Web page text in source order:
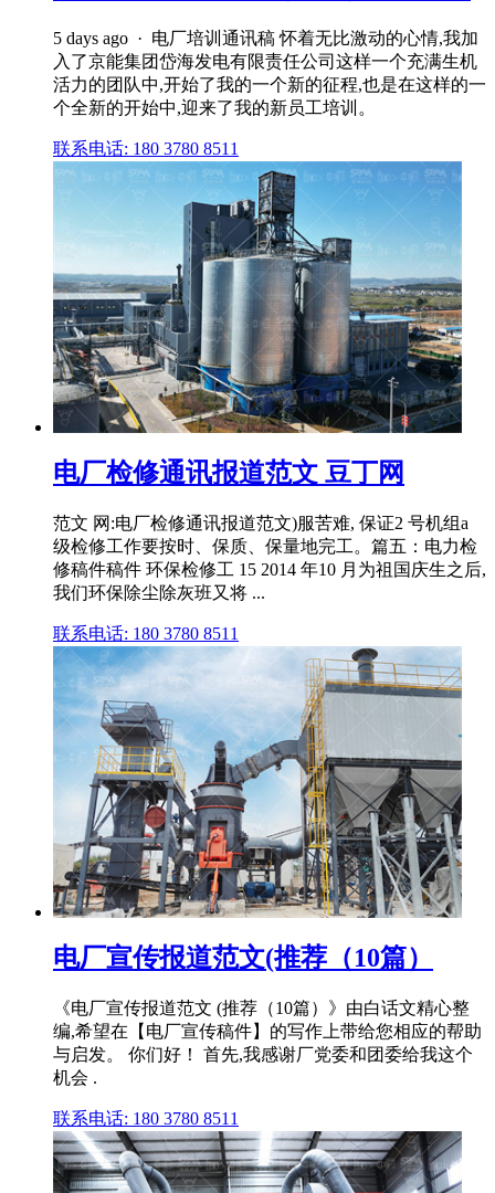
5 days ago · 电厂培训通讯稿 怀着无比激动的心情,我加
入了京能集团岱海发电有限责任公司这样一个充满生机
活力的团队中,开始了我的一个新的征程,也是在这样的一
个全新的开始中,迎来了我的新员工培训。
联系电话: 180 3780 8511
电厂检修通讯报道范文 豆丁网
范文 网:电厂检修通讯报道范文)服苦难, 保证2 号机组a
级检修工作要按时、保质、保量地完工。篇五：电力检
修稿件稿件 环保检修工 15 2014 年10 月为祖国庆生之后,
我们环保除尘除灰班又将 ...
联系电话: 180 3780 8511
电厂宣传报道范文(推荐（10篇）
《电厂宣传报道范文 (推荐（10篇）》由白话文精心整
编,希望在【电厂宣传稿件】的写作上带给您相应的帮助
与启发。 你们好！ 首先,我感谢厂党委和团委给我这个
机会 .
联系电话: 180 3780 8511